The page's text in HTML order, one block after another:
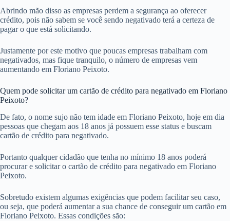
Abrindo mão disso as empresas perdem a segurança ao oferecer
crédito, pois não sabem se você sendo negativado terá a certeza de
pagar o que está solicitando.
Justamente por este motivo que poucas empresas trabalham com
negativados, mas fique tranquilo, o número de empresas vem
aumentando em Floriano Peixoto.
Quem pode solicitar um cartão de crédito para negativado em Floriano
Peixoto?
De fato, o nome sujo não tem idade em Floriano Peixoto, hoje em dia
pessoas que chegam aos 18 anos já possuem esse status e buscam
cartão de crédito para negativado.
Portanto qualquer cidadão que tenha no mínimo 18 anos poderá
procurar e solicitar o cartão de crédito para negativado em Floriano
Peixoto.
Sobretudo existem algumas exigências que podem facilitar seu caso,
ou seja, que poderá aumentar a sua chance de conseguir um cartão em
Floriano Peixoto. Essas condições são: